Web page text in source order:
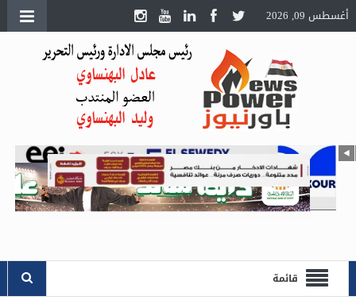
أغسطس 09, 2026
قائمة